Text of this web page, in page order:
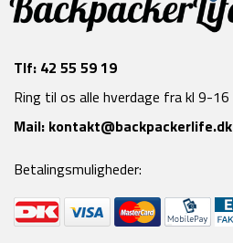
Tlf: 42 55 59 19
Ring til os alle hverdage fra kl 9-16
Mail: kontakt@backpackerlife.dk
Betalingsmuligheder: